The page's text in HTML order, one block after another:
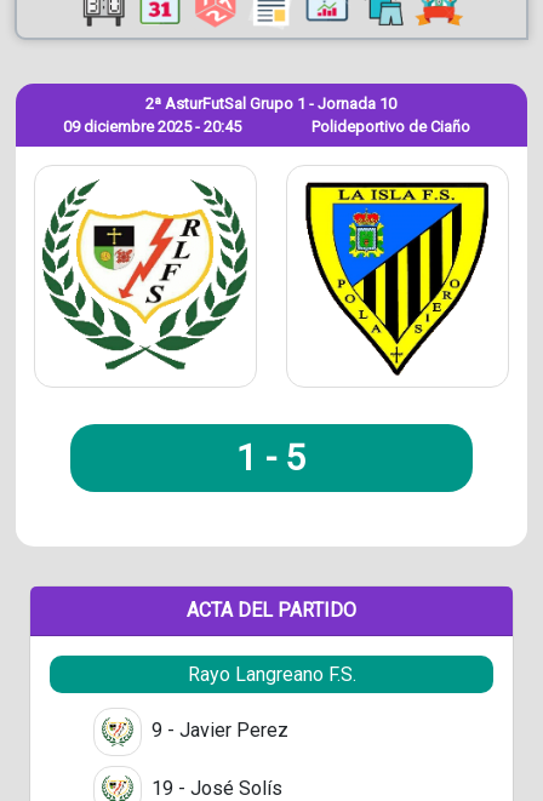
09 diciembre 2025 - 20:45
2ª AsturFutSal Grupo 1 - Jornada 10
Polideportivo de Ciaño
1 - 5
ACTA DEL PARTIDO
Rayo Langreano F.S.
9 - Javier Perez
19 - José Solís